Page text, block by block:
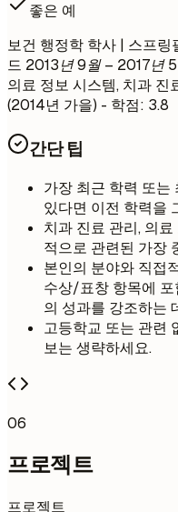
좋은 예
보건 행정학 학사 | 스프
드 2013년 9월 – 2017년
의료 정보 시스템, 치과
(2014년 가을) - 학점: 3.8
간단 팁
가장 최근 학력 또는
있다면 이전 학력을
치과 진료 관리, 의
적으로 관련된 가장
본인의 분야와 직접
수상/표창 항목에 포
의 성과를 강조하는
고등학교 또는 관련
보는 생략하세요.
06
프로젝트
프로젝트